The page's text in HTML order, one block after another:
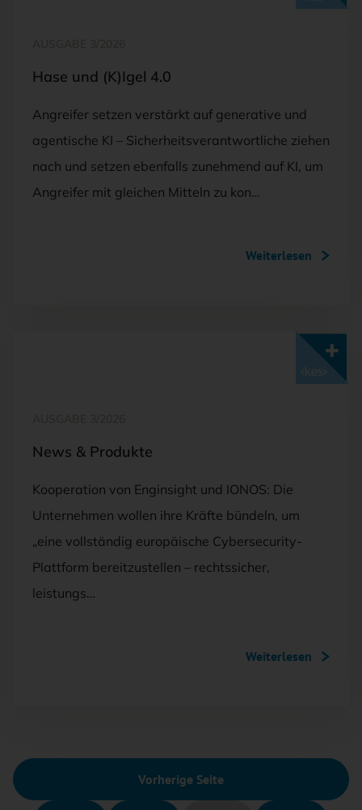
Hase und (K)Igel 4.0
Angreifer setzen verstärkt auf generative und
agentische KI – Sicherheitsverantwortliche ziehen
nach und setzen ebenfalls zunehmend auf KI, um
Angreifer mit gleichen Mitteln zu kon…
Weiterlesen
News & Produkte
Kooperation von Enginsight und IONOS: Die
Unternehmen wollen ihre Kräfte bündeln, um
„eine vollständig europäische Cybersecurity-
Plattform bereitzustellen – rechtssicher,
leistungs…
Weiterlesen
Vorherige Seite